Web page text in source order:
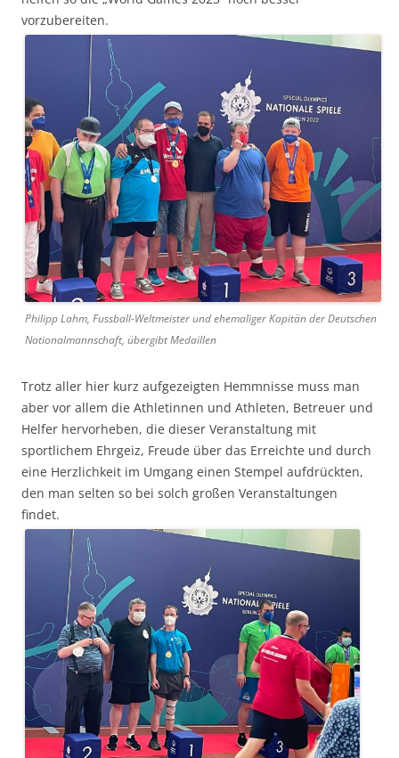
vorzubereiten.
Philipp Lahm, Fussball-Weltmeister und ehemaliger Kapitän der Deutschen
Nationalmannschaft, übergibt Medaillen
Trotz aller hier kurz aufgezeigten Hemmnisse muss man
aber vor allem die Athletinnen und Athleten, Betreuer und
Helfer hervorheben, die dieser Veranstaltung mit
sportlichem Ehrgeiz, Freude über das Erreichte und durch
eine Herzlichkeit im Umgang einen Stempel aufdrückten,
den man selten so bei solch großen Veranstaltungen
findet.